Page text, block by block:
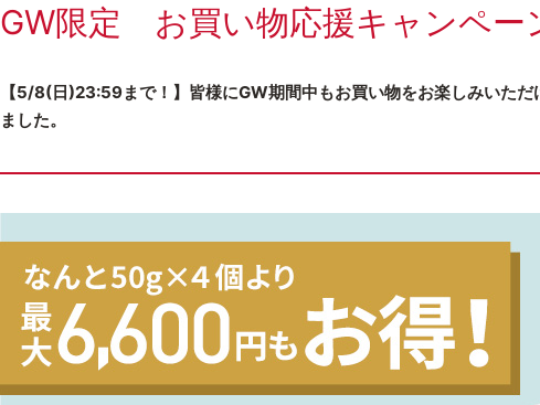
GW限定 お買い物応援キャンペー
【5/8(日)23:59まで！】皆様にGW期間中もお買い物をお楽しみいた
ました。